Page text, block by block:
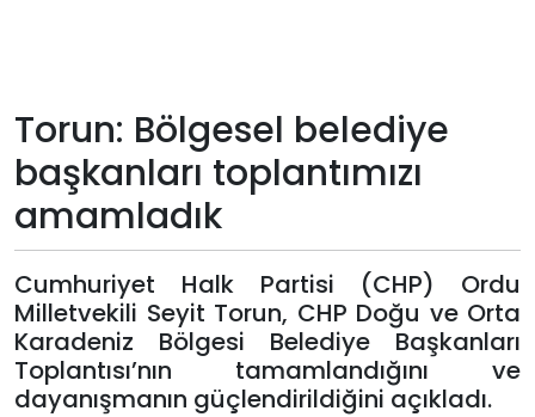
Künye
Giriş
Yap
Torun: Bölgesel belediye
başkanları toplantımızı
amamladık
Cumhuriyet Halk Partisi (CHP) Ordu
Milletvekili Seyit Torun, CHP Doğu ve Orta
Karadeniz Bölgesi Belediye Başkanları
Toplantısı’nın tamamlandığını ve
dayanışmanın güçlendirildiğini açıkladı.